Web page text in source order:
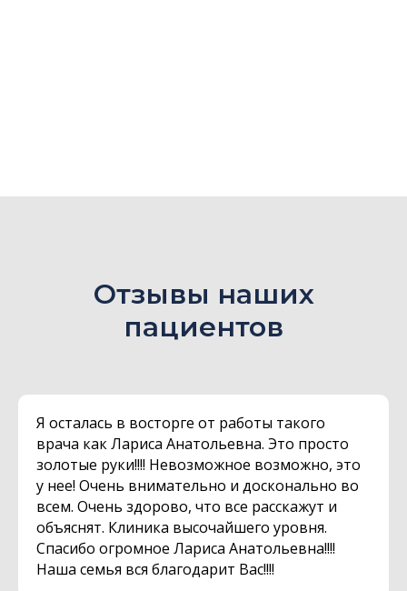
Отзывы наших
пациентов
Я осталась в восторге от работы такого
врача как Лариса Анатольевна. Это просто
золотые руки!!!! Невозможное возможно, это
у нее! Очень внимательно и досконально во
всем. Очень здорово, что все расскажут и
объяснят. Клиника высочайшего уровня.
Спасибо огромное Лариса Анатольевна!!!!
Наша семья вся благодарит Вас!!!!